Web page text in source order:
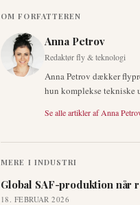
OM FORFATTEREN
Anna Petrov
Redaktør fly & teknologi
Anna Petrov dækker
hun komplekse
Se alle artikler af Anna
MERE I INDUSTRI
Global SAF-produktion når
18. FEBRUAR 2026